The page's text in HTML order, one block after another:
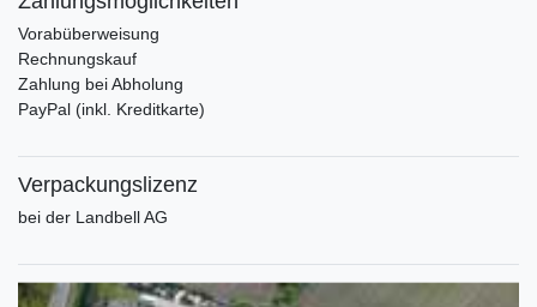
Vorabüberweisung
Rechnungskauf
Zahlung bei Abholung
PayPal (inkl. Kreditkarte)
Verpackungslizenz
bei der Landbell AG